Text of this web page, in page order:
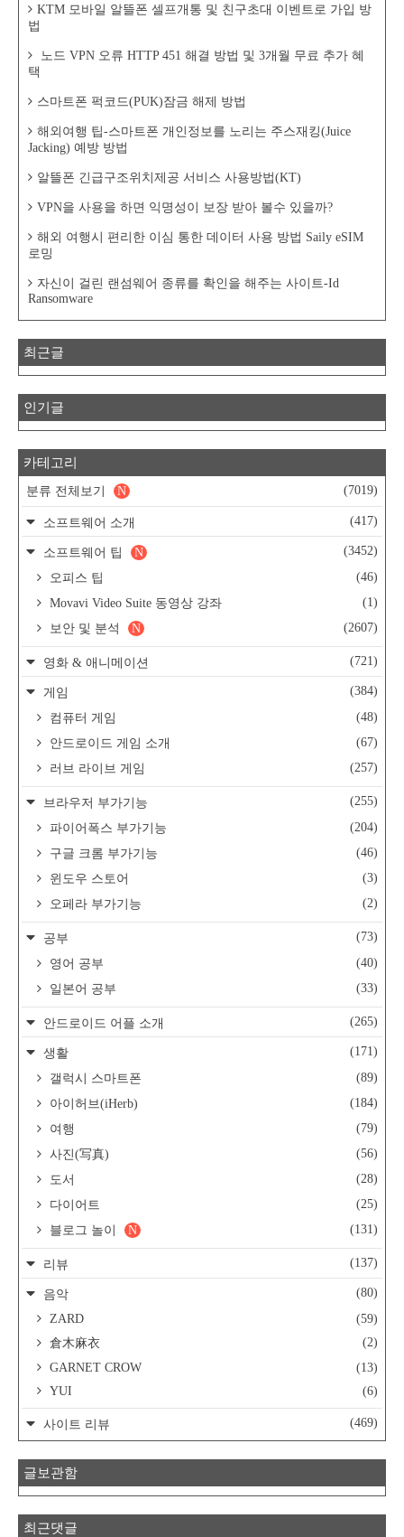
KTM 모바일 알뜰폰 셀프개통 및 친구초대 이벤트로 가입 방
법
노드 VPN 오류 HTTP 451 해결 방법 및 3개월 무료 추가 혜
택
스마트폰 퍽코드(PUK)잠금 해제 방법
해외여행 팁-스마트폰 개인정보를 노리는 주스재킹(Juice
Jacking) 예방 방법
알뜰폰 긴급구조위치제공 서비스 사용방법(KT)
VPN을 사용을 하면 익명성이 보장 받아 볼수 있을까?
해외 여행시 편리한 이심 통한 데이터 사용 방법 Saily eSIM
로밍
자신이 걸린 랜섬웨어 종류를 확인을 해주는 사이트-Id
Ransomware
최근글
인기글
카테고리
분류 전체보기 (7019)
N
소프트웨어 소개 (417)
소프트웨어 팁 (3452)
N
오피스 팁
(46)
Movavi Video Suite 동영상 강좌
(1)
보안 및 분석
(2607)
N
영화 & 애니메이션 (721)
게임
(384)
컴퓨터 게임
(48)
안드로이드 게임 소개
(67)
러브 라이브 게임
(257)
브라우저 부가기능
(255)
파이어폭스 부가기능
(204)
구글 크롬 부가기능
(46)
윈도우 스토어
(3)
오페라 부가기능
(2)
공부
(73)
영어 공부
(40)
일본어 공부
(33)
안드로이드 어플 소개 (265)
생활
(171)
갤럭시 스마트폰
(89)
아이허브(iHerb)
(184)
여행
(79)
사진(写真)
(56)
도서
(28)
다이어트
(25)
블로그 놀이
(131)
N
리뷰 (137)
음악
(80)
ZARD
(59)
倉木麻衣
(2)
GARNET CROW
(13)
YUI
(6)
사이트 리뷰 (469)
글보관함
최근댓글